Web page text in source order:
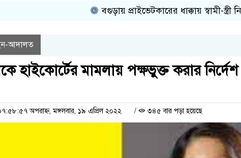
বগুড়ায় প্রাইভেটকারের ধাক্কায় স্বামী-স্ত্রী নিহত
আদালত
হাইকোর্টের মামলায় পক্ষভুক্ত করার নির্দেশ
অপরাহ্ন, মঙ্গলবার, ১৯ এপ্রিল ২০২২ / ৩৪৫ বার পড়া হয়েছে